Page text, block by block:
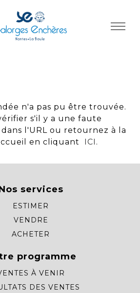
n'a pas pu être trouvée.
s'il y a une faute
l'URL ou retournez à la
en cliquant
ICI .
services
ESTIMER
VENDRE
ACHETER
programme
À VENIR
DES VENTES